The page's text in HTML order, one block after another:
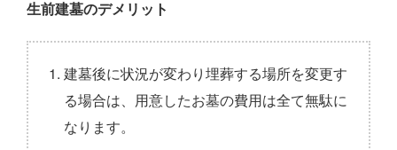
生前建墓のデメリット
建墓後に状況が変わり埋葬する場所を変更す
る場合は、用意したお墓の費用は全て無駄に
なります。